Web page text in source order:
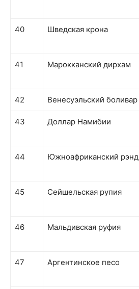
40 Шведская крона
41 Марокканский дирхам
42 Венесуэльский боливар
43 Доллар Намибии
44 Южноафриканский рэнд
45 Сейшельская рупия
46 Мальдивская руфия
47 Аргентинское песо